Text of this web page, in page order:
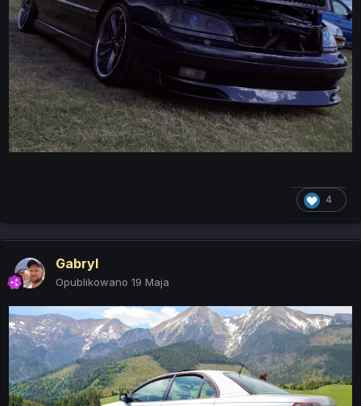
4
Gabryl
Opublikowano 19 Maja